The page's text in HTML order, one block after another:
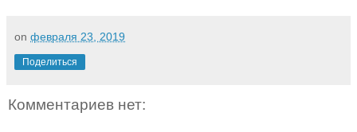
on февраля 23, 2019
Поделиться
Комментариев нет: